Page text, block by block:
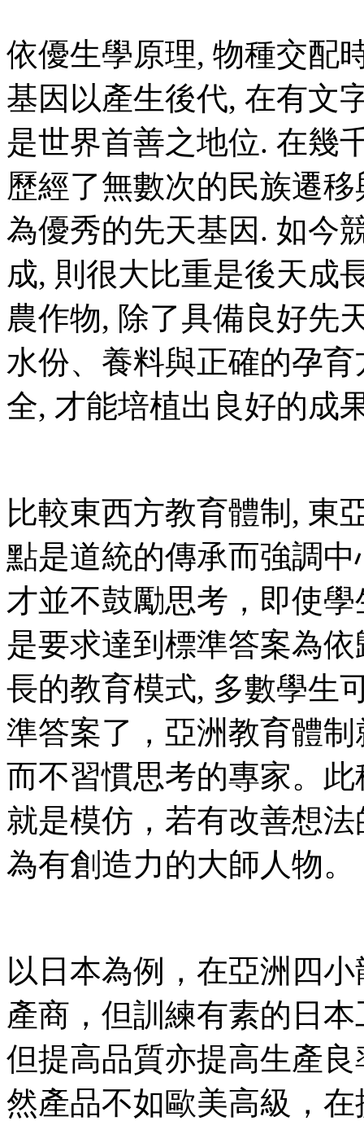
依優生學原理, 物種交配
基因以產生後代, 在有文
是世界首善之地位. 在幾
歷經了無數次的民族遷
為優秀的先天基因. 如今
成, 則很大比重是後天成
農作物, 除了具備良好先
水份、養料與正確的孕
全, 才能培植出良好的成
比較東西方教育體制, 東
點是道統的傳承而強調
才並不鼓勵思考，即使
是要求達到標準答案為
長的教育模式, 多數學生
準答案了，亞洲教育體
而不習慣思考的專家。
就是模仿，若有改善想
為有創造力的大師人物。
以日本為例，在亞洲四小
產商，但訓練有素的日
但提高品質亦提高生產
然產品不如歐美高級，